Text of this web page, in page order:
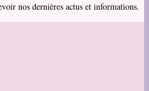
nos dernières actus et informations.